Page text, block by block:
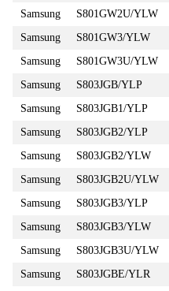
Samsung
S801GW2U/YLW
Samsung
S801GW3/YLW
Samsung
S801GW3U/YLW
Samsung
S803JGB/YLP
Samsung
S803JGB1/YLP
Samsung
S803JGB2/YLP
Samsung
S803JGB2/YLW
Samsung
S803JGB2U/YLW
Samsung
S803JGB3/YLP
Samsung
S803JGB3/YLW
Samsung
S803JGB3U/YLW
Samsung
S803JGBE/YLR